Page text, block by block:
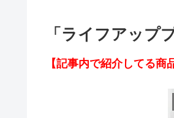
「ライフアップ
【記事内で紹介してる商